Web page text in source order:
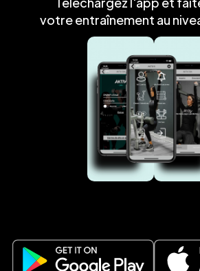
votre entraînement au